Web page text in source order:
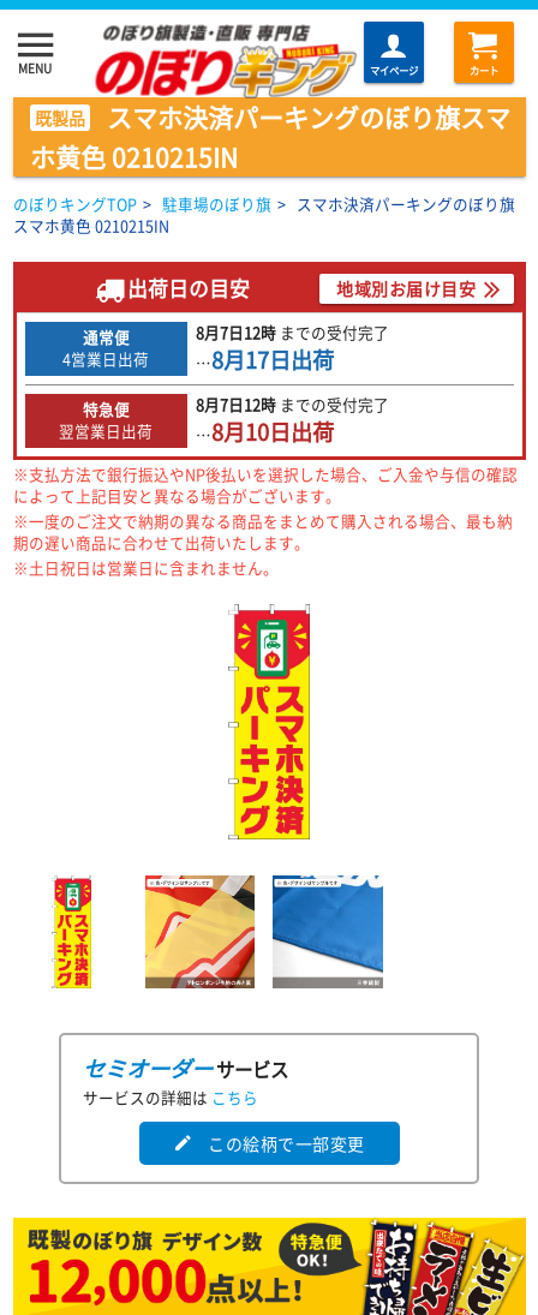
menu
MENU マイページ カート
既製品
スマホ決済パーキングのぼり旗スマ
ホ黄色 0210215IN
のぼりキングTOP > 駐車場のぼり旗 > スマホ決済パーキングのぼり旗
スマホ黄色 0210215IN
出荷日の目安 地域別お届け目安
通常便
4営業日出荷
8月7日12時 までの受付完了
…8月17日出荷
特急便
翌営業日出荷
8月7日12時 までの受付完了
…8月10日出荷
※支払方法で銀行振込やNP後払いを選択した場合、ご入金や与信の確認
によって上記目安と異なる場合がございます。
※一度のご注文で納期の異なる商品をまとめて購入される場合、最も納
期の遅い商品に合わせて出荷いたします。
※土日祝日は営業日に含まれません。
セミオーダーサービス
サービスの詳細は こちら
edit この絵柄で一部変更